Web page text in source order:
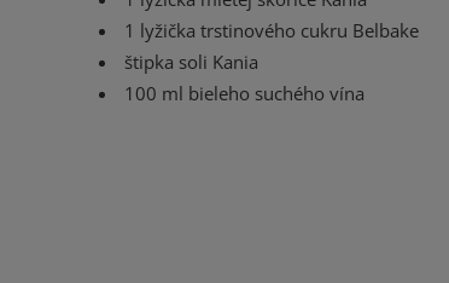
1 lyžička trstinového cukru Belbake
štipka soli Kania
100 ml bieleho suchého vína